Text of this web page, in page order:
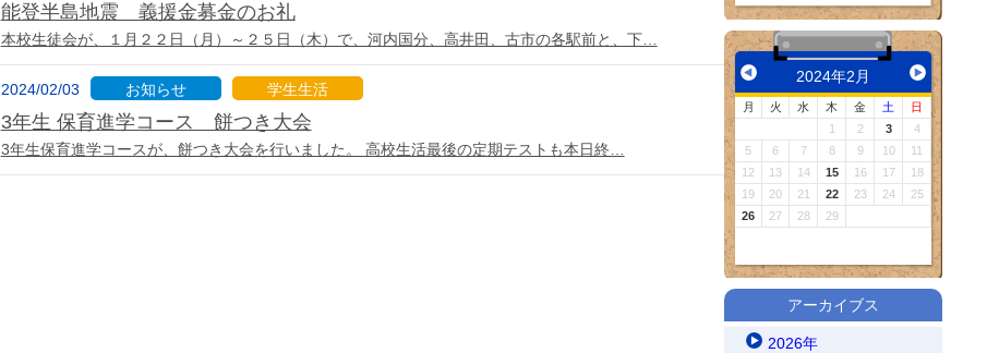
能登半島地震 義援金募金のお礼
本校生徒会が、１月２２日（月）～２５日（木）で、河内国分、高井田、古市の各駅前と、下…
2024/02/03 お知らせ 学生生活
3年生 保育進学コース 餅つき大会
3年生保育進学コースが、餅つき大会を行いました。 高校生活最後の定期テストも本日終…
2024年2月
月 火 水 木 金 土
日
1
2 3
4
5
6 7 8 9 10
11
12
13 14 15 16 17
18
19
20 21 22 23 24
25
26
27 28 29
アーカイブス
2026年